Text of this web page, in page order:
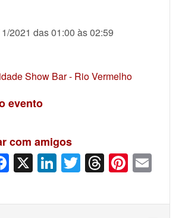
2021 das 01:00 às 02:59
Show Bar - Rio Vermelho
evento
com amigos
Facebook
X LinkedIn
Twitter
Threads